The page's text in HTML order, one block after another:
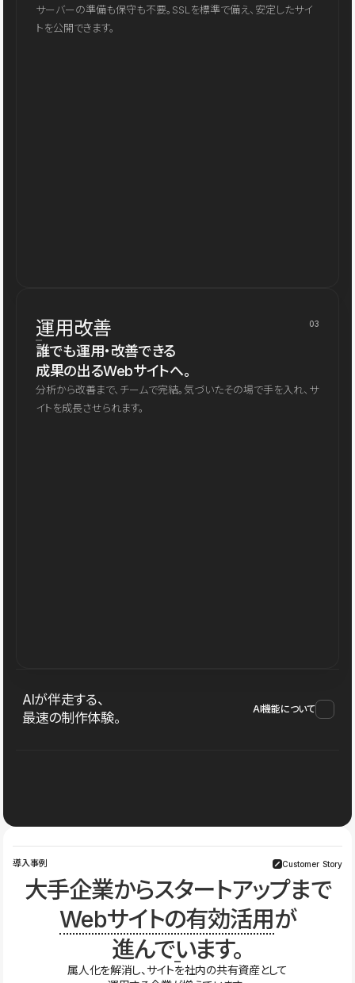
サーバーの準備も保守も不要。SSLを標準で備え、安定したサイ
トを公開できます。
運用改善 03
誰でも運用・改善できる
成果の出るWebサイトへ。
分析から改善まで、チームで完結。気づいたその場で手を入れ、サ
イトを成長させられます。
AIが伴走する、
最速の制作体験。
AI機能について
導入事例 Customer Story
大手企業からスタートアップまで
Webサイトの有効活用が
進んでいます。
属人化を解消し、サイトを社内の共有資産として